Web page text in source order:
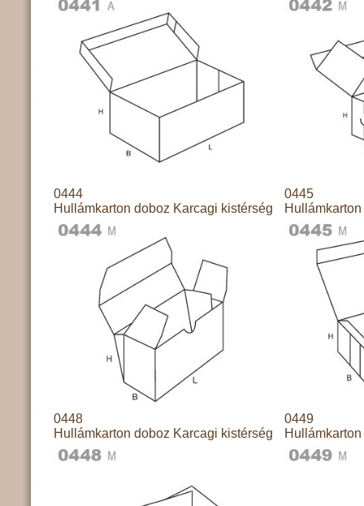
0444
Hullámkarton doboz Karcagi kistérség
0445
0448
Hullámkarton doboz Karcagi kistérség
0449